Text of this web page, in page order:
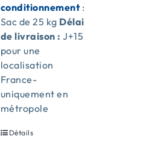
conditionnement:
Sac de 25 kg Délai
de livraison : J+15
pour une
localisation
France-
uniquement en
métropole
Détails